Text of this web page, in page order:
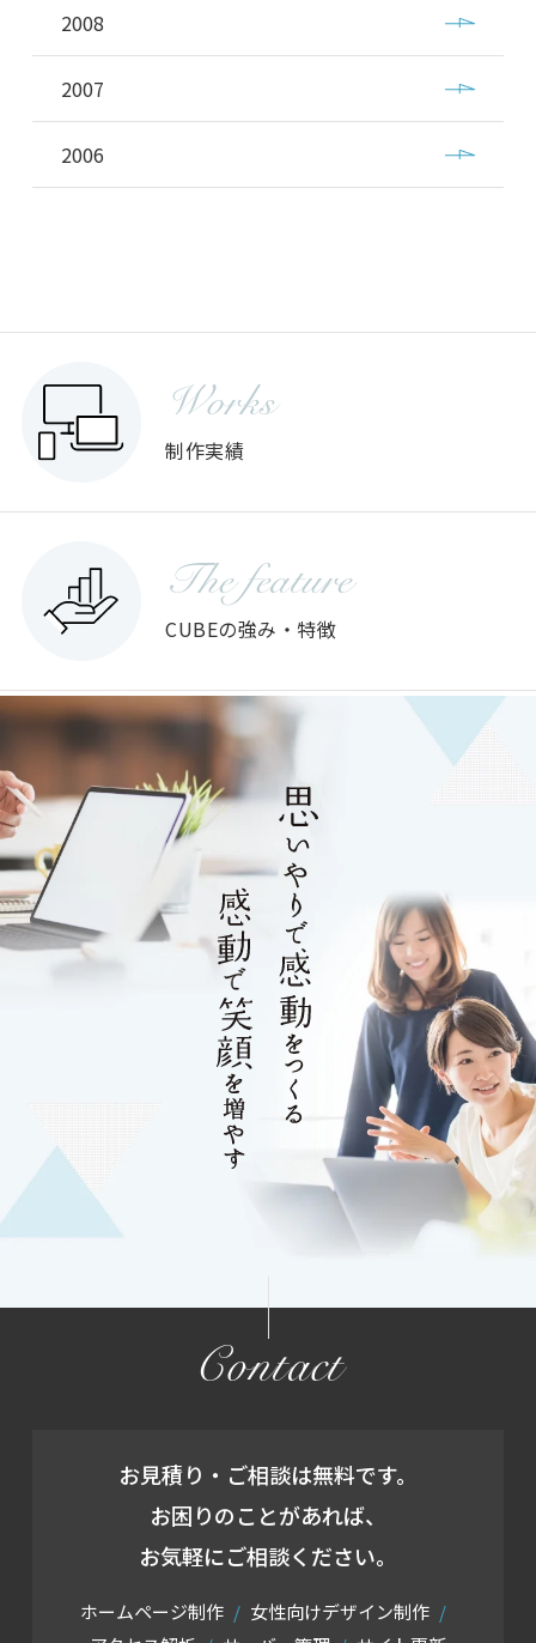
2008
2007
2006
Works
制作実績
The feature
CUBEの強み・特徴
Contact
お見積り・ご相談は無料です。
お困りのことがあれば、
お気軽にご相談ください。
ホームページ制作
女性向けデザイン制作